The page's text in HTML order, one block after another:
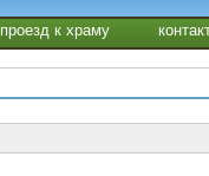
проезд к храму